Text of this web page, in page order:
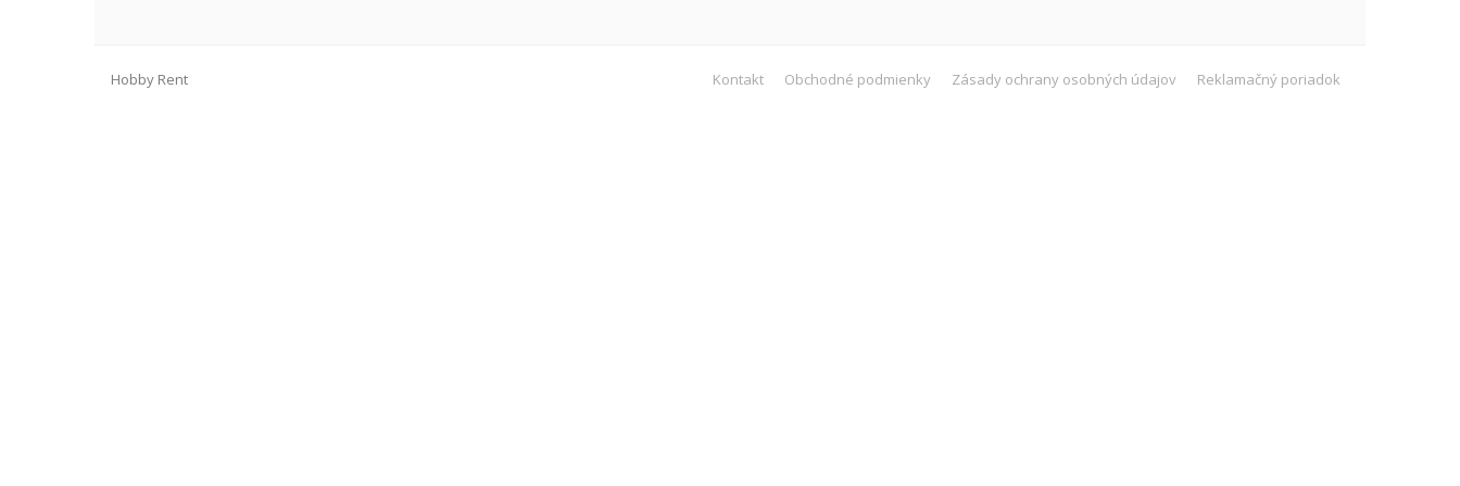
Hobby Rent Kontakt Obchodné podmienky Zásady ochrany osobných údajov Reklamačný poriadok